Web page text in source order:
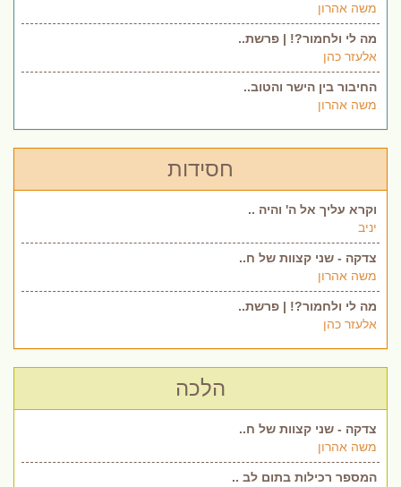
משה אהרון
מה לי ולחמור?! | פרשת..
אלעזר כהן
החיבור בין הישר והטוב..
משה אהרון
חסידות
וקרא עליך אל ה' והיה ..
יניב
צדקה - שני קצוות של ח..
משה אהרון
מה לי ולחמור?! | פרשת..
אלעזר כהן
הלכה
צדקה - שני קצוות של ח..
משה אהרון
המספר רכילות בתום לב ..